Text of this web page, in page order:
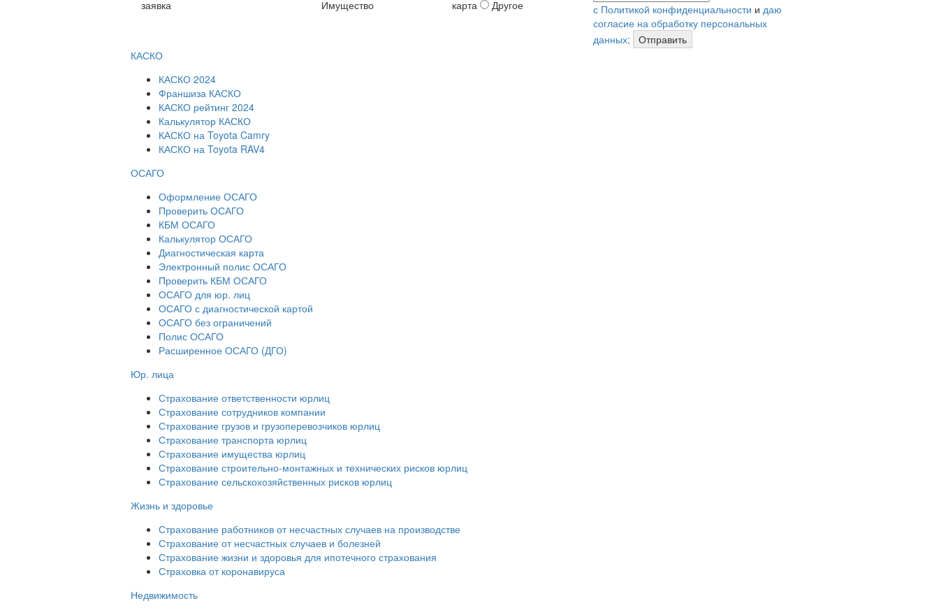
заявка
Имущество
карта
Другое
с Политикой конфиденциальности и даю
согласие на обработку персональных
данных;
Отправить
КАСКО
КАСКО 2024
Франшиза КАСКО
КАСКО рейтинг 2024
Калькулятор КАСКО
КАСКО на Toyota Camry
КАСКО на Toyota RAV4
ОСАГО
Оформление ОСАГО
Проверить ОСАГО
КБМ ОСАГО
Калькулятор ОСАГО
Диагностическая карта
Электронный полис ОСАГО
Проверить КБМ ОСАГО
ОСАГО для юр. лиц
ОСАГО с диагностической картой
ОСАГО без ограничений
Полис ОСАГО
Расширенное ОСАГО (ДГО)
Юр. лица
Страхование ответственности юрлиц
Страхование сотрудников компании
Страхование грузов и грузоперевозчиков юрлиц
Страхование транспорта юрлиц
Страхование имущества юрлиц
Страхование строительно-монтажных и технических рисков юрлиц
Страхование сельскохозяйственных рисков юрлиц
Жизнь и здоровье
Страхование работников от несчастных случаев на производстве
Страхование от несчастных случаев и болезней
Страхование жизни и здоровья для ипотечного страхования
Страховка от коронавируса
Недвижимость